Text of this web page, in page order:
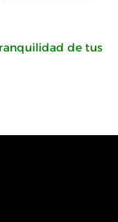
de tus